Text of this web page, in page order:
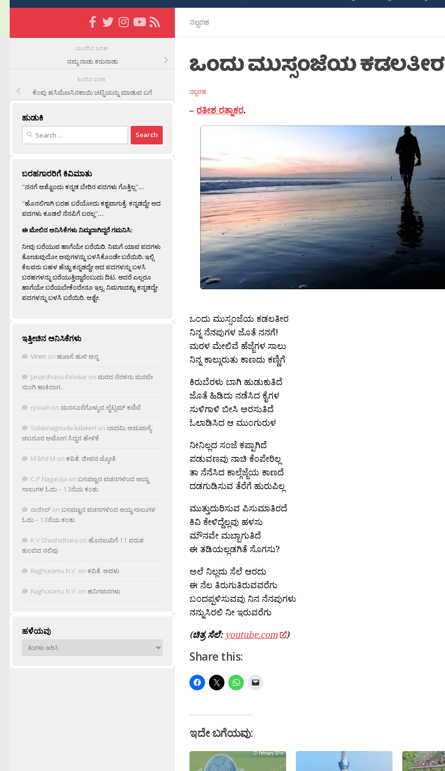
ನಲ್ಬರಹ
ಒಂದು ಮುಸ್ಸಂಜೆಯ ಕಡಲತೀರ
ನಲ್ಬರಹ
– ರತೀಶ ರತ್ನಾಕರ.
ಒಂದು ಮುಸ್ಸಂಜೆಯ ಕಡಲತೀರ
ನಿನ್ನ ನೆನಪುಗಳ ಜೊತೆ ನನಗೆ!
ಮರಳ ಮೇಲಿವೆ ಹೆಜ್ಜೆಗಳ ಸಾಲು
ನಿನ್ನ ಕಾಲ್ಗುರುತು ಕಾಣದು ಕಣ್ಣಿಗೆ
ಕಿರುಬೆರಳು ಬಾಗಿ ಹುಡುಕುತಿದೆ
ಜೊತೆ ಹಿಡಿದು ನಡೆಸಿದ ಕೈಗಳ
ಸುಳಿಗಾಳಿ ಬೀಸಿ ಅರಸುತಿದೆ
ಓಲಾಡಿಸಿದ ಆ ಮುಂಗುರುಳ
ನೀನಿಲ್ಲದ ಸಂಜೆ ಕಪ್ಪಾಗಿದೆ
ಪಡುವಣವು ನಾಚಿ ಕೆಂಪೇರಿಲ್ಲ
ತಾ ನೆನೆಸಿದ ಕಾಲ್ಗೆಜ್ಜೆಯ ಕಾಣದೆ
ದಡಗುಡಿಸುವ ತೆರೆಗೆ ಹುರುಪಿಲ್ಲ
ಮುತ್ತುದುರಿಸುವ ಪಿಸುಮಾತಿರದೆ
ಕಿವಿ ಕೇಳಿದ್ದೆಲ್ಲವು ಹಳಸು
ಮೌನವೇ ಮಬ್ಬಾಗುತಿದೆ
ಈ ತಡಿಯಲ್ಲಡಗಿತೆ ಸೊಗಸು?
ಅಲೆ ನಿಲ್ಲದು ಸೆಲೆ ಆರದು
ಈ ನೆಲ ತಿರುಗುತಿರುವವರೆಗು
ಬಂದಪ್ಪಳಿಸುವವು ನಿನ ನೆನಪುಗಳು
ನನ್ನುಸಿರಲಿ ನೀ ಇರುವರೆಗು
(ಚಿತ್ರ ಸೆಲೆ: youtube.com )
Share this:
ಇದೇ ಬಗೆಯವು:
ಮುಂದಿನ ಬರಹ
ನಮ್ಮ ನಾಡು ಕರುನಾಡು
ಹಿಂದಿನ ಬರಹ
ಕೆಂಪು ಹಸಿಮೆಣಸಿನಕಾಯಿ ಚಟ್ನಿಯನ್ನು ಮಾಡುವ ಬಗೆ
ಹುಡುಕಿ
Search
ಬರಹಗಾರರಿಗೆ ಕಿವಿಮಾತು
“ನನಗೆ ಅಶ್ಟೊಂದು ಕನ್ನಡ ಬೇರಿನ ಪದಗಳು ಗೊತ್ತಿಲ್ಲ”…
“ಹೊನಲಿಗಾಗಿ ಬರಹ ಬರೆಯೋದು ಕಶ್ಟವಾಗುತ್ತೆ. ಕನ್ನಡದ್ದೇ ಆದ
ಪದಗಳು ಕೂಡಲೆ ನೆನಪಿಗೆ ಬರಲ್ಲ”…
ಈ ಮೇಲಿನ ಅನಿಸಿಕೆಗಳು ನಿಮ್ಮದಾಗಿದ್ದರೆ ಗಮನಿಸಿ:
ನೀವು ಬರೆಯುವ ಹಾಗೆಯೇ ಬರೆಯಿರಿ. ನಿಮಗೆ ಯಾವ ಪದಗಳು
ತೋಚುವುದೋ ಅವುಗಳನ್ನು ಬಳಸಿಕೊಂಡೇ ಬರೆಯಿರಿ. ಇಲ್ಲಿ
ಕೆಲವರು ಬಹಳ ಹೆಚ್ಚು ಕನ್ನಡದ್ದೇ ಆದ ಪದಗಳನ್ನು ಬಳಸಿ
ಬರಹಗಳನ್ನು ಬರೆಯುತ್ತಿದ್ದಾರೆಂಬುದು ದಿಟ. ಆದರೆ ಎಲ್ಲರೂ
ಹಾಗೆಯೇ ಬರೆಯಬೇಕೆಂದೇನೂ ಇಲ್ಲ. ನಿಮಗಾದಶ್ಟು ಕನ್ನಡದ್ದೇ
ಪದಗಳನ್ನು ಬಳಸಿ ಬರೆಯಿರಿ, ಅಶ್ಟೇ.
ಇತ್ತೀಚಿನ ಅನಿಸಿಕೆಗಳು
Viren on ಹುಣಸೆ ಹುಳಿ ಅನ್ನ
Janardhana Relekar on ಮರದ ನೆರಳನು ಮರವೇ
ನುಂಗಿ ಹಾಕಿದಾಗ…
rjnivah on ಮನಸೂರೆಗೊಳ್ಳುವ ಲೈಟ್ಲಮ್ ಕಣಿವೆ
Siddanagouda kalakeri on ಬಾದಮಿ ಅಮವಾಸ್ಯೆ:
ಚಬನೂರ ಅಮೋಗ ಸಿದ್ದನ ಹೇಳಿಕೆ
M âñd M on ಕವಿತೆ: ಜೀವನ ಜ್ಯೋತಿ
C.P.Nagaraja on ಬಸವಣ್ಣನ ವಚನಗಳಿಂದ ಆಯ್ದ
ಸಾಲುಗಳ ಓದು – 13ನೆಯ ಕಂತು
ರಾಜೀವ್ on ಬಸವಣ್ಣನ ವಚನಗಳಿಂದ ಆಯ್ದ ಸಾಲುಗಳ
ಓದು – 13ನೆಯ ಕಂತು
K.V Shashidhara on ಹೊನಲುವಿಗೆ 11 ವರುಶ
ತುಂಬಿದ ನಲಿವು
Raghuramu N.V. on ಕವಿತೆ: ಅವಳು
Raghuramu N.V. on ಹನಿಗವನಗಳು
ಹಳೆಯವು
ಹಳೆಯವು